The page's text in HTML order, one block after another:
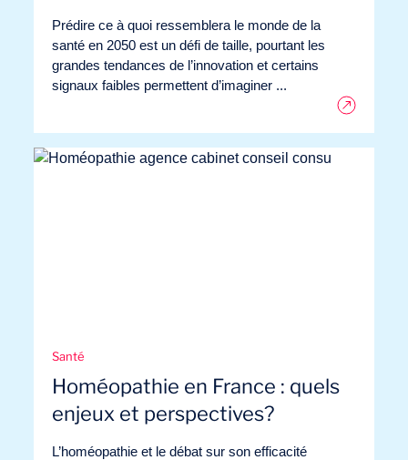
Notre aventure
Prédire ce à quoi ressemblera le monde de la
santé en 2050 est un défi de taille, pourtant les
grandes tendances de l’innovation et certains
signaux faibles permettent d’imaginer ...
Santé
Homéopathie en France : quels
enjeux et perspectives?
L’homéopathie et le débat sur son efficacité